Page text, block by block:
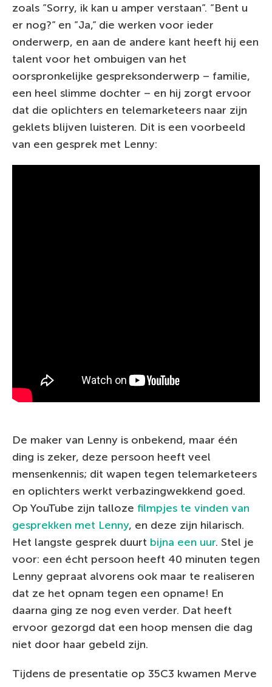
zoals ”Sorry, ik kan u amper verstaan”. ”Bent u
er nog?” en ”Ja,” die werken voor ieder
onderwerp, en aan de andere kant heeft hij een
talent voor het ombuigen van het
oorspronkelijke gespreksonderwerp – familie,
een heel slimme dochter – en hij zorgt ervoor
dat die oplichters en telemarketeers naar zijn
geklets blijven luisteren. Dit is een voorbeeld
van een gesprek met Lenny:
De maker van Lenny is onbekend, maar één
ding is zeker, deze persoon heeft veel
mensenkennis; dit wapen tegen telemarketeers
en oplichters werkt verbazingwekkend goed.
Op YouTube zijn talloze filmpjes te vinden van
gesprekken met Lenny, en deze zijn hilarisch.
Het langste gesprek duurt bijna een uur. Stel je
voor: een écht persoon heeft 40 minuten tegen
Lenny gepraat alvorens ook maar te realiseren
dat ze het opnam tegen een opname! En
daarna ging ze nog even verder. Dat heeft
ervoor gezorgd dat een hoop mensen die dag
niet door haar gebeld zijn.
Tijdens de presentatie op 35C3 kwamen Merve